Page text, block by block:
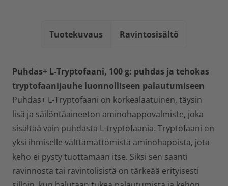
Tuotekuvaus Ravintosisältö
Puhdas+ L-Tryptofaani, 100 g: puhdas ja tehokas
tryptofaanijauhe luonnolliseen palautumiseen
Puhdas+ L-Tryptofaani on korkealaatuinen, täysin
lisä ja säilöntäaineeton aminohappovalmiste, joka
sisältää vain puhdasta L-tryptofaania. Tryptofaani on
yksi ihmiselle välttämättömistä aminohapoista, jota
keho ei pysty tuottamaan itse. Siksi sen saanti
ravinnosta tai ravintolisistä on tärkeää erityisesti